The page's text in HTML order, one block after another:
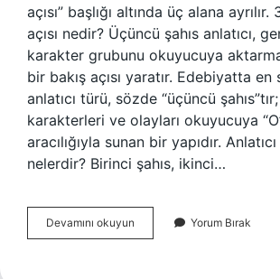
açısı” başlığı altında üç alana
açısı nedir? Üçüncü şahıs anlatıcı,
karakter grubunu okuyucuya
bir bakış açısı yaratır. Edebiyatta en
anlatıcı türü, sözde “üçüncü
karakterleri ve olayları okuyucuya
aracılığıyla sunan bir yapıdır.
nelerdir? Birinci şahıs, ikinci…
Devamını okuyun
Tür
Yorum Bırak